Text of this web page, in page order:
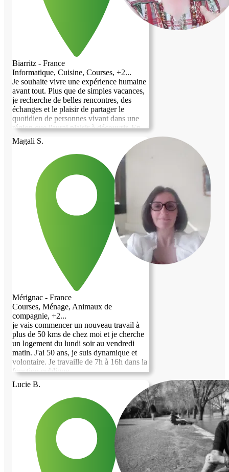
Biarritz - France
Informatique, Cuisine, Courses, +2...
Je souhaite vivre une expérience humaine
avant tout. Plus que de simples vacances,
je recherche de belles rencontres, des
échanges et le plaisir de partager le
quotidien de personnes vivant dans une
région que j'aurai plaisir à découvrir. En
échange de votre accueil, je serai ravie de
vous apporter mon aide selon vos besoins.
Je suis sérieuse, respectueuse, autonome et
j'aime rendre service. Pour moi, ce type de
séjour est une façon différente de voyager
: prendre le temps de découvrir un lieu à
travers ceux qui y vivent, partager des
moments conviviaux et créer de vrais
liens. Au plaisir de faire votre
connaissance et, je l'espère, de partager
cette belle aventure avec vous.
Magali S.
Mérignac - France
Courses, Ménage, Animaux de
compagnie, +2...
je vais commencer un nouveau travail à
plus de 50 kms de chez moi et je cherche
un logement du lundi soir au vendredi
matin. J'ai 50 ans, je suis dynamique et
volontaire. Je travaille de 7h à 16h dans la
fonction publique.
Lucie B.